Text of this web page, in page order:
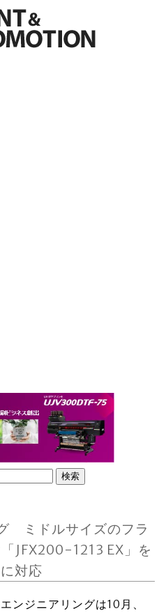
ミドルサイズのフラ
JFX200-1213 EX」を
対応
ンジニアリングは10月、